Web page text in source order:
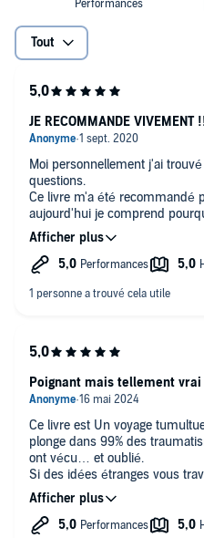
Tout
Moi personnellement j'ai
questions.
Ce livre m'a été recommandé
aujourd'hui je comprend
Je recommande vivement
JE RECOMMANDE VIVEMENT
Ce livre est Un voyage
plonge dans 99% des
ont vécu… et oublié.
Si des idées étranges vous
autre. Si vous sentez une
réussite (argent amour …), ce
Poignant mais tellement vrai